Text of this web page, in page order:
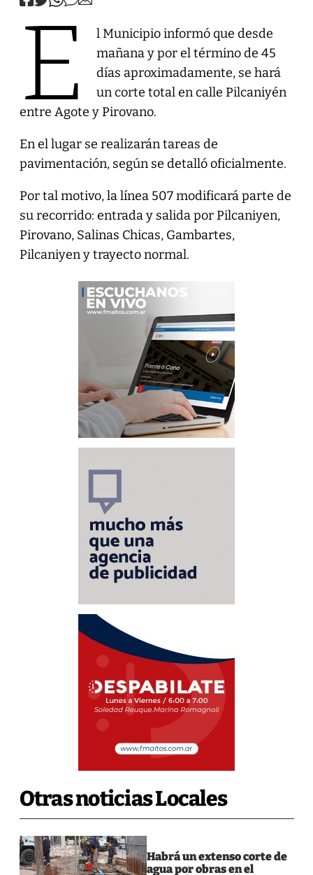
E
l Municipio informó que desde
mañana y por el término de 45
días aproximadamente, se hará
un corte total en calle Pilcaniyén
entre Agote y Pirovano.
En el lugar se realizarán tareas de
pavimentación, según se detalló oficialmente.
Por tal motivo, la línea 507 modificará parte de
su recorrido: entrada y salida por Pilcaniyen,
Pirovano, Salinas Chicas, Gambartes,
Pilcaniyen y trayecto normal.
Otras noticias Locales
Habrá un extenso corte de
agua por obras en el